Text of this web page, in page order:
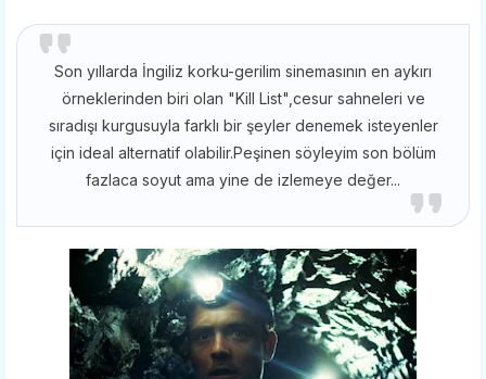
Son yıllarda İngiliz korku-gerilim sinemasının en aykırı
örneklerinden biri olan "Kill List",cesur sahneleri ve
sıradışı kurgusuyla farklı bir şeyler denemek isteyenler
için ideal alternatif olabilir.Peşinen söyleyim son bölüm
fazlaca soyut ama yine de izlemeye değer...